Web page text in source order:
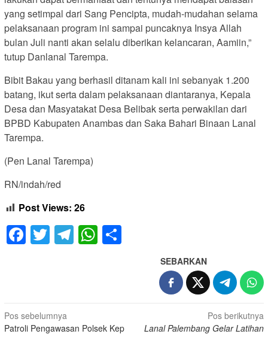
yang setimpal dari Sang Pencipta, mudah-mudahan selama
pelaksanaan program ini sampai puncaknya Insya Allah
bulan Juli nanti akan selalu diberikan kelancaran, Aamiin,”
tutup Danlanal Tarempa.
Bibit Bakau yang berhasil ditanam kali ini sebanyak 1.200
batang, ikut serta dalam pelaksanaan diantaranya, Kepala
Desa dan Masyatakat Desa Belibak serta perwakilan dari
BPBD Kabupaten Anambas dan Saka Bahari Binaan Lanal
Tarempa.
(Pen Lanal Tarempa)
RN/indah/red
Post Views: 26
Facebook
Twitter
Telegram
WhatsApp
SEBARKAN
Navigasi
Pos sebelumnya
Patroli Pengawasan Polsek Kep
Pos berikutnya
Lanal Palembang Gelar Latihan